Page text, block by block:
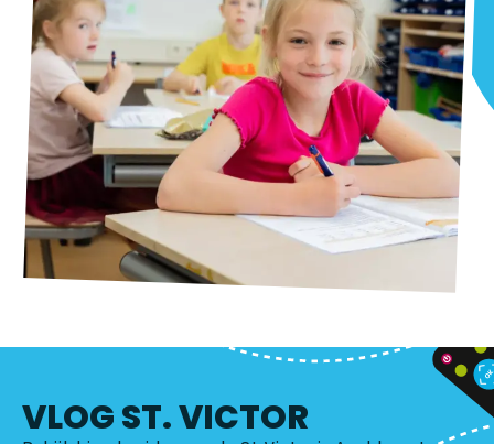
VLOG ST. VICTOR